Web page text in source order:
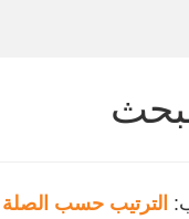
الترتيب حسب الصلة